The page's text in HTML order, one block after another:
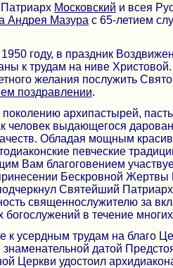
Московский и всея
Андрея Мазура с 65-летием
году, в праздник
к трудам на ниве
желания послужить
поздравлении.
архипастырей,
человек выдающегося
Обладая мощным
певческие
Вам благоговением
Бескровной Жертвы
Святейший
священнослужителю за
в течение многих
к усердным трудам на благо
датой
Церкви удостоил